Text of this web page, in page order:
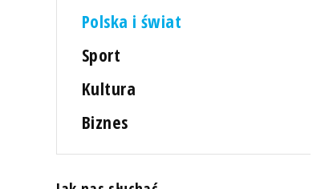
Polska i świat
Sport
Kultura
Biznes